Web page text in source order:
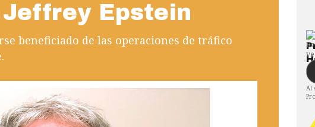
Epstein
beneficiado de las operaciones de tráfico
Al